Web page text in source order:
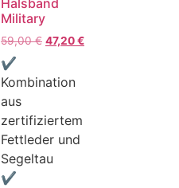
Military
59,00€ 47,20€
✔
Kombination
aus
zertifiziertem
Fettleder und
Segeltau
✔